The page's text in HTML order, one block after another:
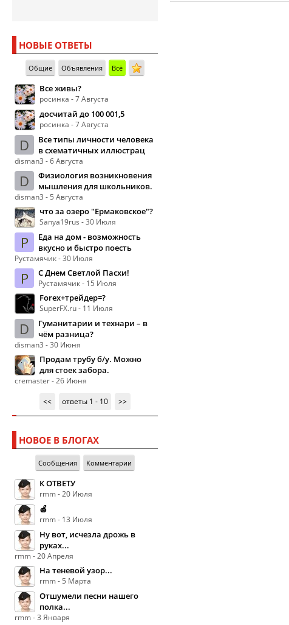
НОВЫЕ ОТВЕТЫ
Общие Объявления Всё
Все живы?
росинка - 7 Августа
досчитай до 100 001,5
росинка - 7 Августа
D
Все типы личности человека
в схематичных иллюстрац
disman3 - 6 Августа
D
Физиология возникновения
мышления для школьников.
disman3 - 5 Августа
что за озеро "Ермаковское"?
Sanya19rus - 30 Июля
Р
Еда на дом - возможность
вкусно и быстро поесть
Рустамячик - 30 Июля
Р С Днем Светлой Пасхи!
Рустамячик - 15 Июля
Forex+трейдер=?
SuperFX.ru - 11 Июля
D
Гуманитарии и технари – в
чём разница?
disman3 - 30 Июня
Продам трубу б/у. Можно
для стоек забора.
cremaster - 26 Июня
<<
ответы 1 - 10 >>
НОВОЕ В БЛОГАХ
Сообщения Комментарии
К ОТВЕТУ
rmm - 20 Июля
🍏
rmm - 13 Июля
Ну вот, исчезла дрожь в
руках...
rmm - 20 Апреля
На теневой узор...
rmm - 5 Марта
Отшумели песни нашего
полка...
rmm - 3 Января